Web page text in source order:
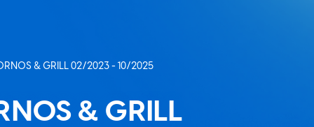
& GRILL 02/2023 - 10/2025
& GRILL